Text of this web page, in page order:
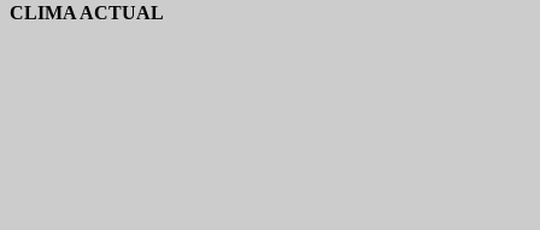
CLIMA ACTUAL